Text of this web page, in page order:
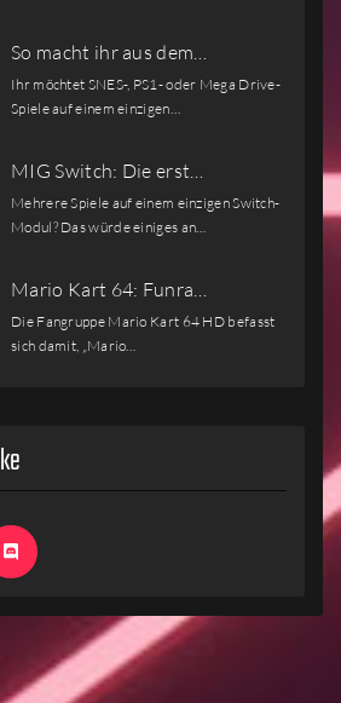
So macht ihr aus dem…
Ihr möchtet SNES-, PS1- oder Mega Drive-
Spiele auf einem einzigen…
MIG Switch: Die erst…
Mehrere Spiele auf einem einzigen Switch-
Modul? Das würde einiges an…
Mario Kart 64: Funra…
Die Fangruppe Mario Kart 64 HD befasst
sich damit, „Mario…